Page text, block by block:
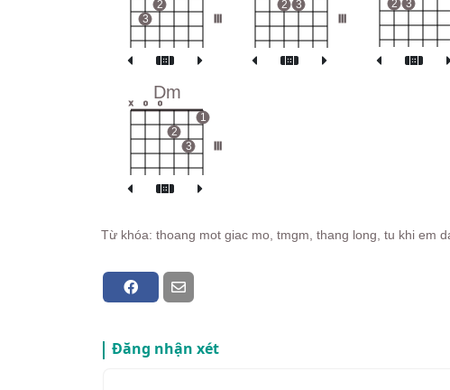
3
2 2 3 2 3
Dm
x o o
2
3
1
Từ khóa: thoang mot giac mo, tmgm, thang long, tu khi em
Đăng nhận xét